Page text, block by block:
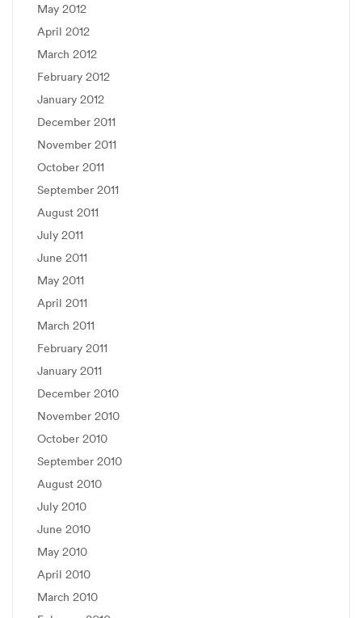
May 2012
April 2012
March 2012
February 2012
January 2012
December 2011
November 2011
October 2011
September 2011
August 2011
July 2011
June 2011
May 2011
April 2011
March 2011
February 2011
January 2011
December 2010
November 2010
October 2010
September 2010
August 2010
July 2010
June 2010
May 2010
April 2010
March 2010